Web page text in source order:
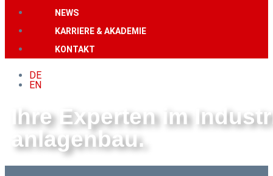
NEWS
KARRIERE & AKADEMIE
KONTAKT
DE
EN
Ihre Experten im
anlagenbau.​